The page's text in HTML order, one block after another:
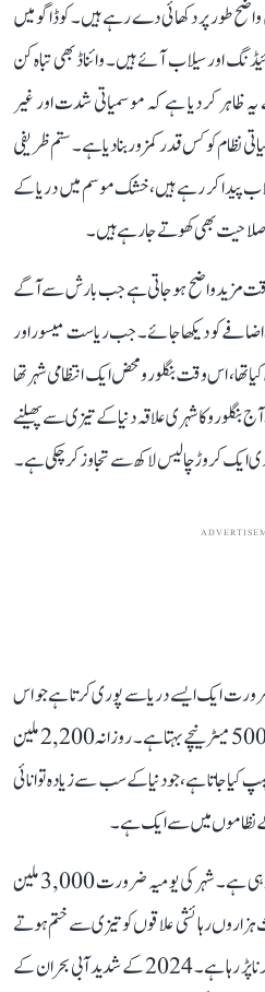
طور پر دکھائی دے رہے ہیں۔ کوڈاگو میں
اور سیلاب آئے ہیں۔ وائناڈ بھی تباہ کن
ظاہر کر دیا ہے کہ موسمیاتی شدت اور غیر
نظام کو کس قدر کمزور بنا دیا ہے۔ ستم ظریفی
پیدا کر رہے ہیں، خشک موسم میں دریا کے
صلاحیت بھی کھوتے جا رہے ہیں۔
مزید واضح ہو جاتی ہے جب بارش سے آگے
اضافے کو دیکھا جائے۔ جب ریاست میسور اور
نے 1924 کا معاہدہ کیا تھا، اس وقت بنگلورو محض ایک انتظامی شہر تھا
کا شہری علاقہ دنیا کے تیزی سے پھیلنے
ایک کروڑ چالیس لاکھ سے تجاوز کر چکی ہے۔
ضرورت ایک ایسے دریا سے پوری کرتا ہے جو اس
سے تقریباً 100 کلومیٹر دور اور تقریباً 500 میٹر نیچے بہتا ہے۔ روزانہ 2,200 ملین
کیا جاتا ہے، جو دنیا کے سب سے زیادہ توانائی
نظاموں میں سے ایک ہے۔
اس کے باوجود یہ مقدار ناکافی ثابت ہو رہی ہے۔ شہر کی یومیہ ضرورت 3,000 ملین
رہائشی علاقوں کو تیزی سے ختم ہوتے
زیرزمین پانی اور نجی ٹینکر مافیا پر انحصار کرنا پڑ رہا ہے۔ 2024 کے شدید آبی بحران کے